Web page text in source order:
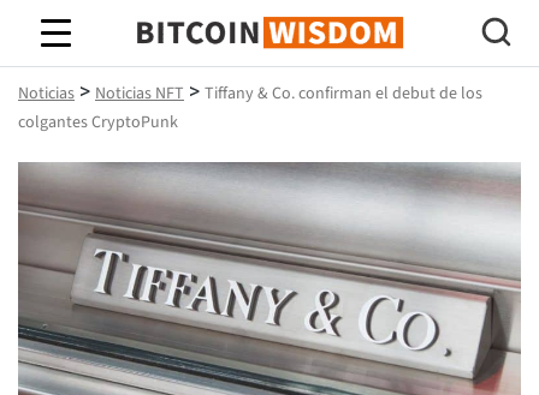
Sabiduría de Bitcoin
Noticias > Noticias NFT > Tiffany & Co. confirman el debut de los
colgantes CryptoPunk